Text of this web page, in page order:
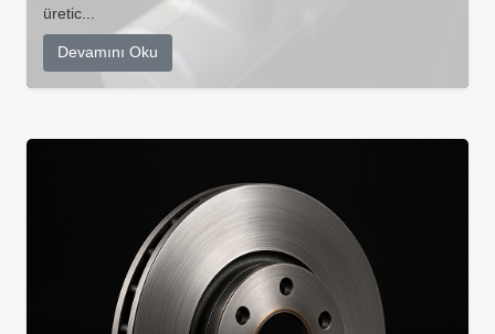
üretic...
Devamını Oku